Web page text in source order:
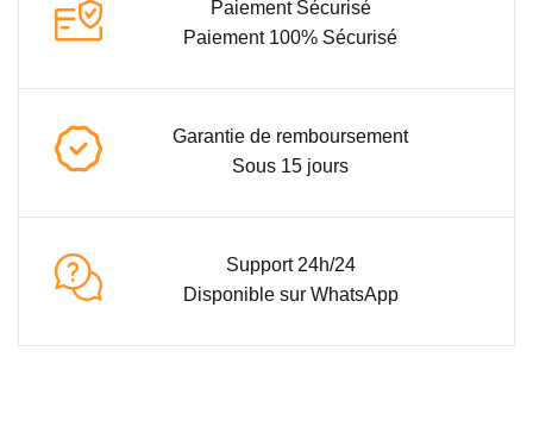
Paiement Sécurisé
Paiement 100% Sécurisé
Garantie de remboursement
Sous 15 jours
Support 24h/24
Disponible sur WhatsApp